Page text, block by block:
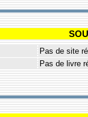
Pas de site
Pas de livre